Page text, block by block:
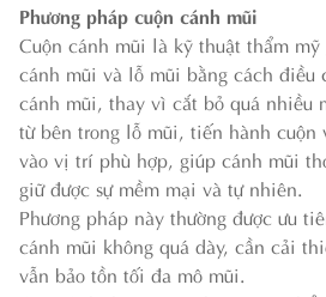
Phương pháp cuộn cánh mũi
Cuộn cánh mũi là kỹ thuật thẩm
cánh mũi và lỗ mũi bằng cách điều
cánh mũi, thay vì cắt bỏ quá nhiều
từ bên trong lỗ mũi, tiến hành cuộn
vào vị trí phù hợp, giúp cánh mũi
giữ được sự mềm mại và tự nhiên.
Phương pháp này thường được ưu
cánh mũi không quá dày, cần cải
vẫn bảo tồn tối đa mô mũi.